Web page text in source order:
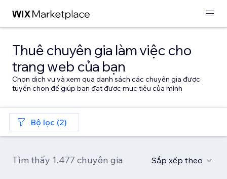
Thuê chuyên gia làm việc cho
trang web của bạn
Chọn dịch vụ và xem qua danh sách các chuyên gia được
tuyển chọn để giúp bạn đạt được mục tiêu của mình
Bộ lọc (2)
Tìm thấy 1.477 chuyên gia Sắp xếp theo